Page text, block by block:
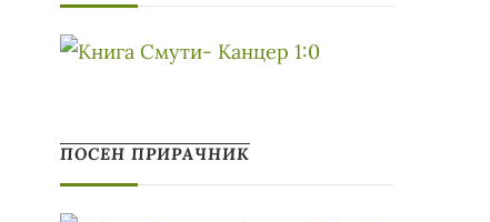
ПОСЕН ПРИРАЧНИК